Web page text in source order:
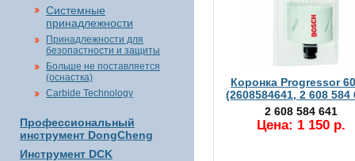
Системные
принадлежности
Принадлежности для
безопастности и защиты
Больше не поставляется
(оснастка)
Carbide Technology
Профессиональный
инструмент DongCheng
Инструмент DCK
Коронка Progressor
(2608584641, 2 608 584
2 608 584 641
Цена: 1 150 р.